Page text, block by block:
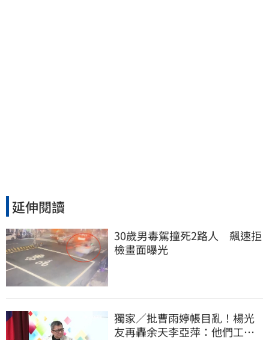
延伸閱讀
30歲男毒駕撞死2路人　飆速拒
檢畫面曝光
獨家／批曹雨婷帳目亂！楊光
友再轟余天李亞萍：他們工會